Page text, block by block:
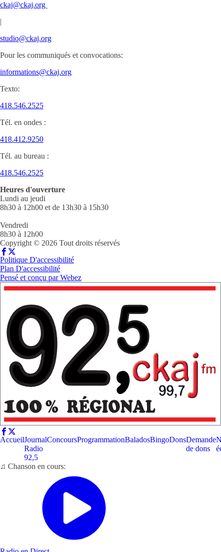
ckaj@ckaj.org
|
studio@ckaj.org
Pour les communiqués et convocations:
informations@ckaj.org
Texto:
418.546.2525
Tél. en ondes :
418.412.9250
Tél. au bureau :
418.546.2525
Heures d'ouverture
Lundi au jeudi
8h30 à 12h00 et de 13h30 à 15h30
Vendredi
8h30 à 12h00
Copyright © 2026 Tout droits réservés
Politique D'accessibilité
Plan D'accessibilité
Pensé et conçu parWebez
AccueilJournal
Radio
92,5
ConcoursProgrammationBaladosBingoDonsDemande
de dons
♫ Chanson en cours: